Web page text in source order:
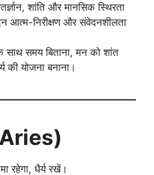
शांति और मानसिक स्थिरता
आत्म-निरीक्षण और संवेदनशीलता
साथ समय बिताना, मन को शांत
की योजना बनाना।
रहेगा, धैर्य रखें।